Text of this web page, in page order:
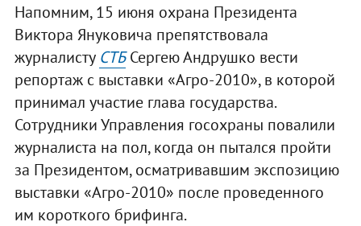
Напомним, 15 июня охрана Президента
Виктора Януковича препятствовала
журналисту СТБСергею Андрушко вести
репортаж с выставки «Агро-2010», в которой
принимал участие глава государства.
Сотрудники Управления госохраны повалили
журналиста на пол, когда он пытался пройти
за Президентом, осматривавшим экспозицию
выставки «Агро-2010» после проведенного
им короткого брифинга.